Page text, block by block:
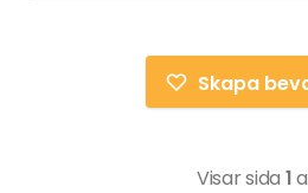
Skapa
Visar sida 1